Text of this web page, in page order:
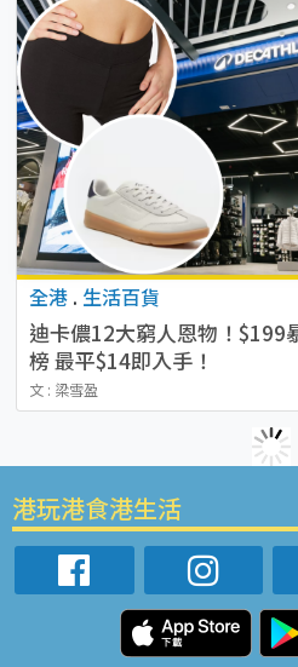
全港 . 生活百貨
迪卡儂12大窮人恩物！$199
榜 最平$14即入手！
文 : 梁雪盈
港玩港食港生活